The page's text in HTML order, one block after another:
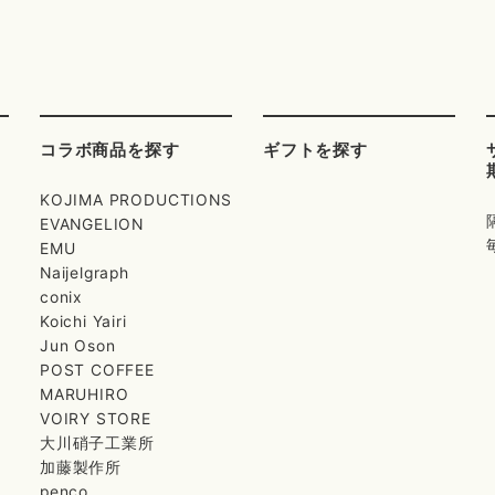
コラボ商品を探す
KOJIMA PRODUCTIONS
EVANGELION
EMU
Naijelgraph
conix
Koichi Yairi
Jun Oson
POST COFFEE
MARUHIRO
VOIRY STORE
大川硝子工業所
加藤製作所
penco
ギフトを探す